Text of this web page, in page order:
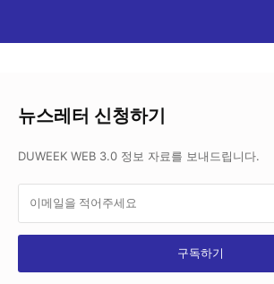
뉴스레터 신청하기
DUWEEK WEB 3.0 정보 자료를 보내드립니다.
구독하기